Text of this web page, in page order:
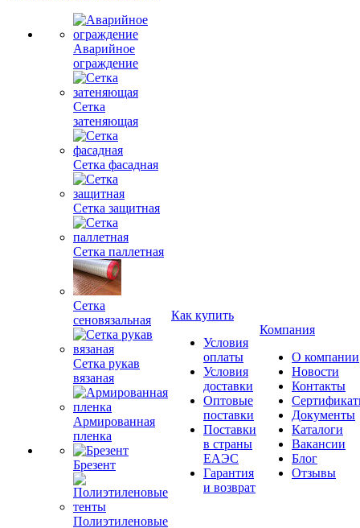
Аварийное
ограждение
Сетка
затеняющая
Сетка фасадная
Сетка защитная
Сетка паллетная
Сетка
сеновязальная
Сетка рукав
вязаная
Армированная
пленка
Брезент
Полиэтиленовые
Как купить
Условия
оплаты
Условия
доставки
Оптовые
поставки
Поставки
в страны
ЕАЭС
Гарантия
и возврат
Компания
О компании
Новости
Контакты
Документы
Каталоги
Вакансии
Блог
Отзывы